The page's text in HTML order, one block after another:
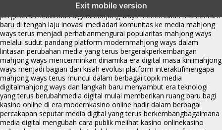
Exit mobile version
fenomena mahjong ways muncul bersama
pergeseran kebiasaan digitalmahjong ways menemukan momentum
baru di tengah laju inovasi mediadari komunitas ke media mahjong
ways terus menjadi perhatianmengurai popularitas mahjong ways
melalui sudut pandang platform modernmahjong ways dalam
lintasan perubahan media yang terus bergerakperkembangan
mahjong ways mencerminkan dinamika era digital masa kinimahjong
ways menjadi bagian dari kisah evolusi platform interaktifmengapa
mahjong ways terus muncul dalam berbagai topik media
digitalmahjong ways dan langkah baru menyambut era teknologi
yang terus berubahmedia digital mulai memberikan ruang baru bagi
kasino online di era modernkasino online hadir dalam berbagai
percakapan seputar media digital yang terus berkembangbagaimana
media digital mengubah cara publik melihat kasino onlinekasino